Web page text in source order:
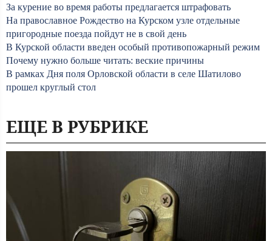
За курение во время работы предлагается штрафовать
На православное Рождество на Курском узле отдельные
пригородные поезда пойдут не в свой день
В Курской области введен особый противопожарный режим
Почему нужно больше читать: веские причины
В рамках Дня поля Орловской области в селе Шатилово
прошел круглый стол
ЕЩЕ В РУБРИКЕ